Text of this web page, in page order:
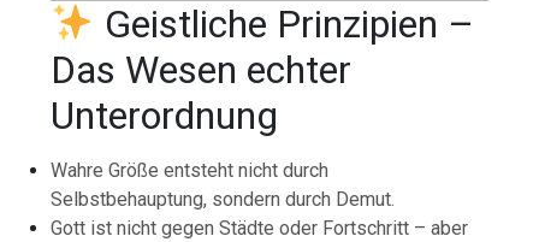
Geistliche Prinzipien –
Das Wesen echter
Unterordnung
Wahre Größe entsteht nicht durch
Selbstbehauptung, sondern durch Demut.
Gott ist nicht gegen Städte oder Fortschritt – aber